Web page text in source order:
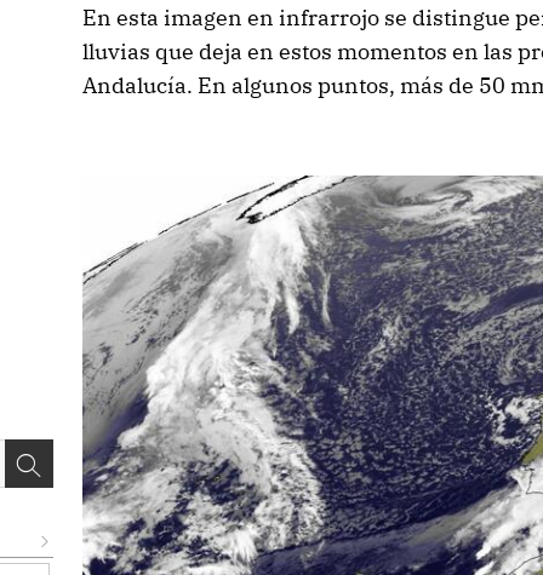
En esta imagen en infrarrojo se distingue
lluvias que deja en estos momentos en las
Andalucía. En algunos puntos, más de 50